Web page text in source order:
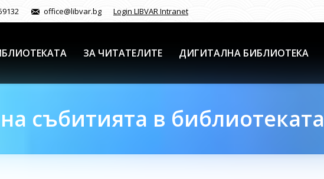
office@libvar.bg Login LIBVAR Intranet
ЗА ЧИТАТЕЛИТЕ ДИГИТАЛНА БИБЛИОТЕКА
събитията в библиотеката